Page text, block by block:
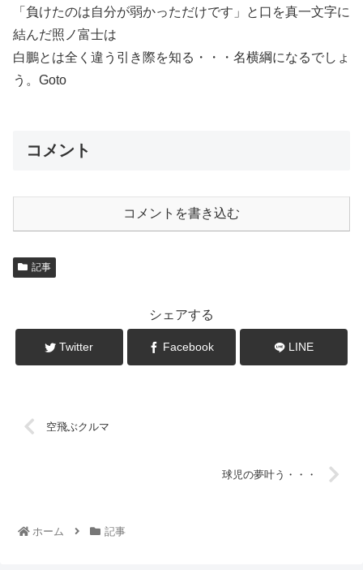
「負けたのは自分が弱かっただけです」と口を真一文字に
結んだ照ノ富士は
白鵬とは全く違う引き際を知る・・・名横綱になるでしょ
う。Goto
コメント
コメントを書き込む
記事
シェアする
Twitter Facebook LINE
空飛ぶクルマ
球児の夢叶う・・・
ホーム 記事